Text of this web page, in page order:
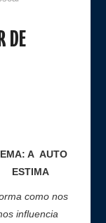
DE
A AUTO
ESTIMA
como nos
influencia